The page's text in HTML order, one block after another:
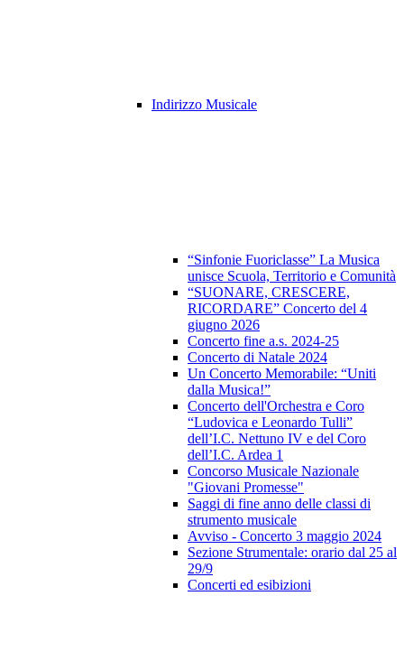
Indirizzo Musicale
“Sinfonie Fuoriclasse” La Musica
unisce Scuola, Territorio e Comunità
“SUONARE, CRESCERE,
RICORDARE” Concerto del 4
giugno 2026
Concerto fine a.s. 2024-25
Concerto di Natale 2024
Un Concerto Memorabile: “Uniti
dalla Musica!”
Concerto dell'Orchestra e Coro
“Ludovica e Leonardo Tulli”
dell’I.C. Nettuno IV e del Coro
dell’I.C. Ardea 1
Concorso Musicale Nazionale
"Giovani Promesse"
Saggi di fine anno delle classi di
strumento musicale
Avviso - Concerto 3 maggio 2024
Sezione Strumentale: orario dal 25 al
29/9
Concerti ed esibizioni